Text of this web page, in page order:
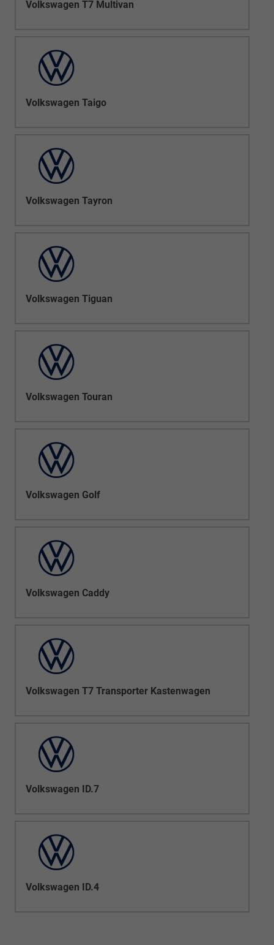
Volkswagen T7 Multivan
Volkswagen Taigo
Volkswagen Tayron
Volkswagen Tiguan
Volkswagen Touran
Volkswagen Golf
Volkswagen Caddy
Volkswagen T7 Transporter Kastenwagen
Volkswagen ID.7
Volkswagen ID.4